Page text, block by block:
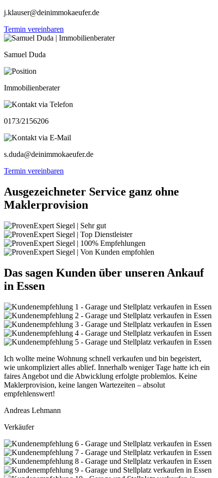
j.klauser@deinimmokaeufer.de
Termin vereinbaren
Samuel Duda
Immobilienberater
0173/2156206
s.duda@deinimmokaeufer.de
Termin vereinbaren
Ausgezeichneter Service ganz ohne
Maklerprovision
Das sagen Kunden über unseren Ankauf
in Essen
Ich wollte meine Wohnung schnell verkaufen und bin begeistert,
wie unkompliziert alles ablief. Innerhalb weniger Tage hatte ich ein
faires Angebot und die Abwicklung erfolgte problemlos. Keine
Maklerprovision, keine langen Wartezeiten – absolut
empfehlenswert!
Andreas Lehmann
Verkäufer